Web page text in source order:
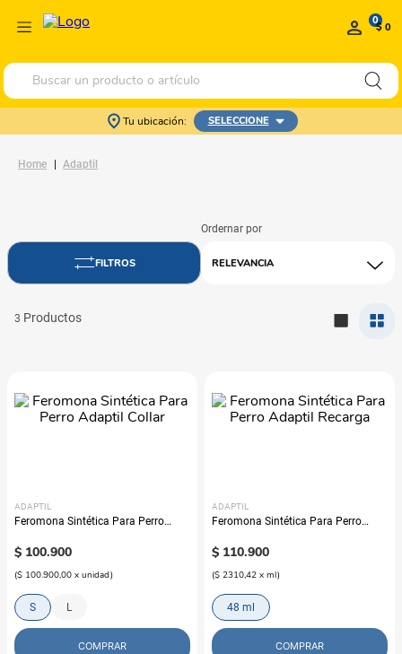
0$ 0
Buscar un producto o artículo
Tu ubicación: SELECCIONE
Adaptil
RELEVANCIA
3
ADAPTIL
Feromona Sintética Para Perro
$ 100.900
($ 100.900,00 x unidad)
S L
COMPRAR
ADAPTIL
Feromona Sintética Para Perro
$ 110.900
($ 2310,42 x ml)
48 ml
COMPRAR